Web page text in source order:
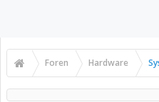
Foren Hardware